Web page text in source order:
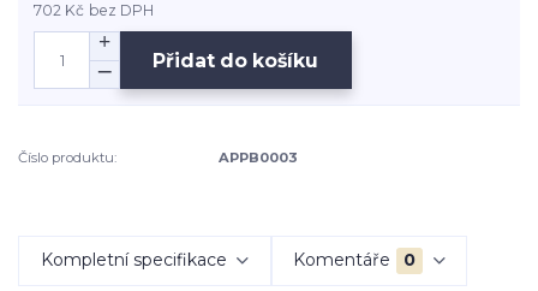
702 Kč bez DPH
Přidat do košíku
Číslo produktu: APPB0003
Kompletní specifikace Komentáře 0